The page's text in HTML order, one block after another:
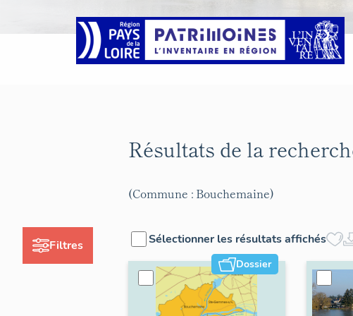
Filtres
Résultats de la
(Commune : Bouchemaine)
Sélectionner les résultats affichés
Dossier